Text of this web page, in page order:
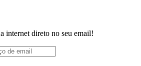
internet direto no seu email!